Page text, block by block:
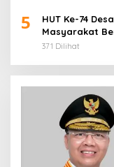
5
HUT Ke-74
Masyarakat
371 Dilihat